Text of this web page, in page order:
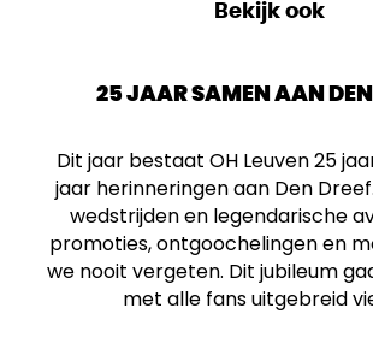
Bekijk ook
25 JAAR SAMEN AAN DEN
Dit jaar bestaat OH Leuven 25
jaar herinneringen aan Den
wedstrijden en legendarische
promoties, ontgoochelingen en
we nooit vergeten. Dit jubileum
met alle fans uitgebreid